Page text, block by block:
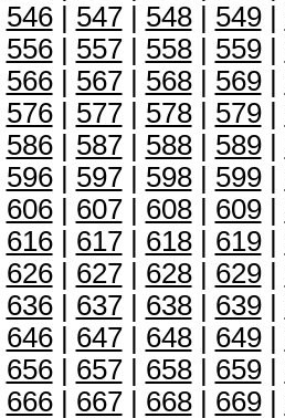
546| 547| 548| 549|
556| 557| 558| 559|
566| 567| 568| 569|
576| 577| 578| 579|
586| 587| 588| 589|
596| 597| 598| 599|
606| 607| 608| 609|
616| 617| 618| 619|
626| 627| 628| 629|
636| 637| 638| 639|
646| 647| 648| 649|
656| 657| 658| 659|
666| 667| 668| 669|